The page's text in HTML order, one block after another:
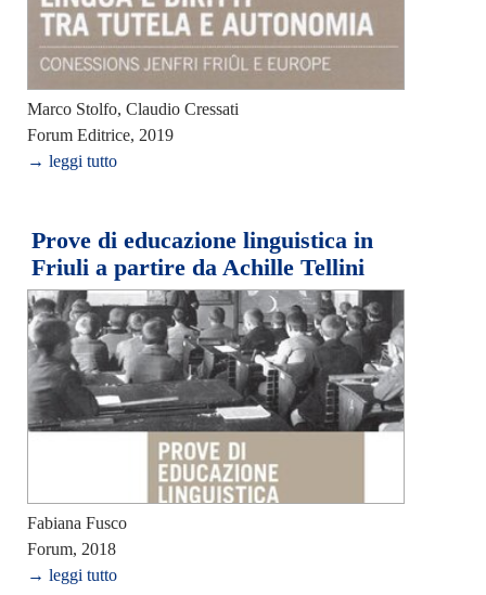
Marco Stolfo, Claudio Cressati
Forum Editrice, 2019
→ leggi tutto
Prove di educazione linguistica in
Friuli a partire da Achille Tellini
Fabiana Fusco
Forum, 2018
→ leggi tutto